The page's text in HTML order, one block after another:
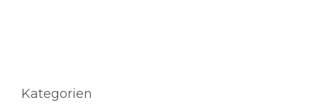
Kategorien